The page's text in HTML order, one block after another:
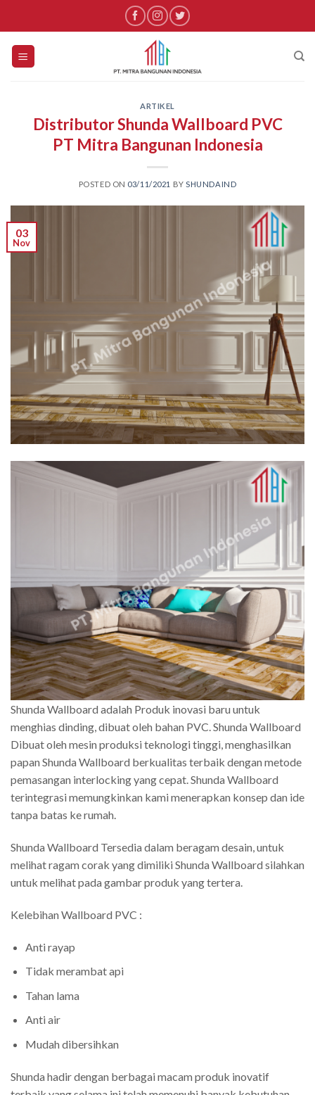
content
ARTIKEL
Distributor Shunda Wallboard PVC
PT Mitra Bangunan Indonesia
POSTED ON 03/11/2021 BY SHUNDAIND
03
Nov
Shunda Wallboard adalah Produk inovasi baru untuk
menghias dinding, dibuat oleh bahan PVC. Shunda Wallboard
Dibuat oleh mesin produksi teknologi tinggi, menghasilkan
papan Shunda Wallboard berkualitas terbaik dengan metode
pemasangan interlocking yang cepat. Shunda Wallboard
terintegrasi memungkinkan kami menerapkan konsep dan ide
tanpa batas ke rumah.
Shunda Wallboard Tersedia dalam beragam desain, untuk
melihat ragam corak yang dimiliki Shunda Wallboard silahkan
untuk melihat pada gambar produk yang tertera.
Kelebihan Wallboard PVC :
Anti rayap
Tidak merambat api
Tahan lama
Anti air
Mudah dibersihkan
Shunda hadir dengan berbagai macam produk inovatif